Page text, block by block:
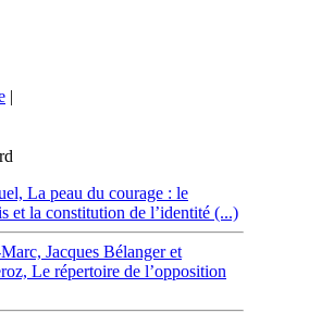
|
La peau du courage : le
et la constitution de l’identité (...)
Jacques Bélanger et
Le répertoire de l’opposition